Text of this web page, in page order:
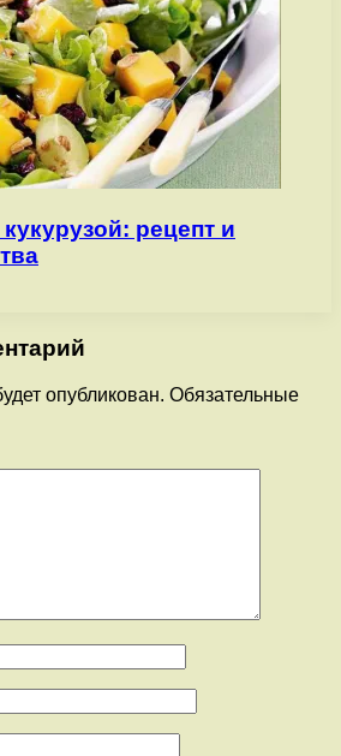
рецепт и
опубликован. Обязательные